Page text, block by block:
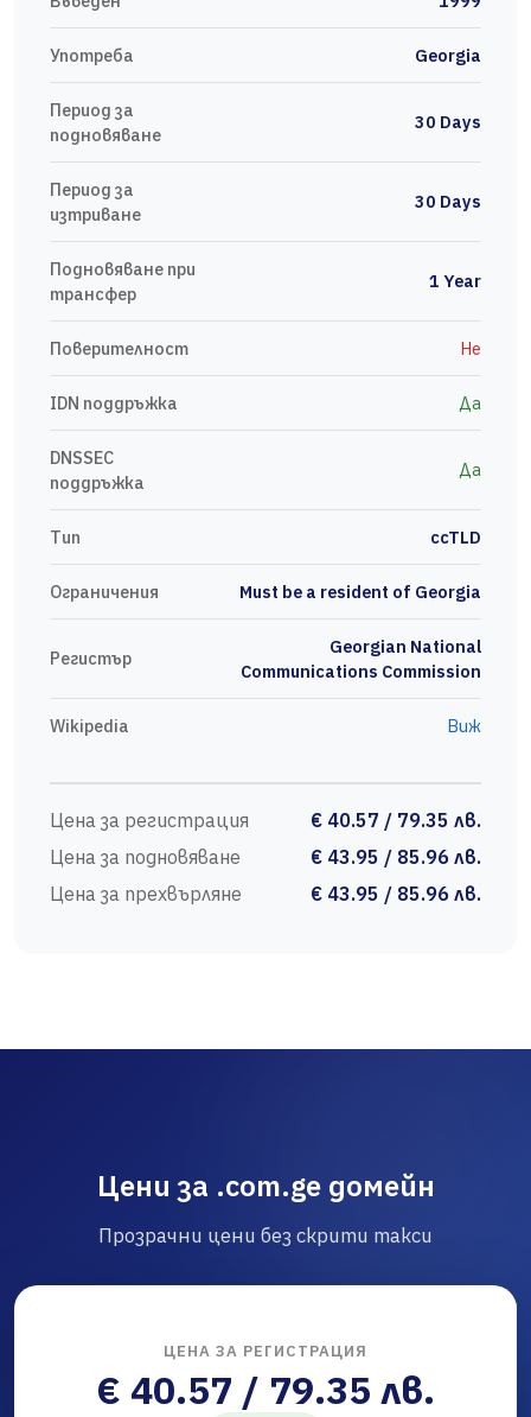
Употреба Georgia
Период за
подновяване
30 Days
Период за
изтриване
30 Days
Подновяване при
трансфер
1 Year
Поверителност Не
IDN поддръжка Да
DNSSEC
поддръжка
Да
Тип ccTLD
Ограничения Must be a resident of Georgia
Регистър
Georgian National
Communications Commission
Wikipedia Виж
Цена за регистрация
€ 40.57 / 79.35 лв.
Цена за подновяване
€ 43.95 / 85.96 лв.
Цена за прехвърляне
€ 43.95 / 85.96 лв.
Цени за .com.ge домейн
Прозрачни цени без скрити такси
ЦЕНА ЗА РЕГИСТРАЦИЯ
€ 40.57 / 79.35 лв.